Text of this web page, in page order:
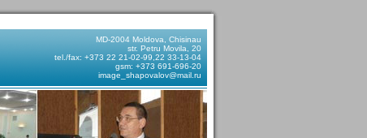
MD-2004 Moldova, Chisinau
str. Petru Movila, 20
tel./fax: +373 22 21-02-99,22 33-13-04
gsm: +373 691-696-20
image_shapovalov@mail.ru